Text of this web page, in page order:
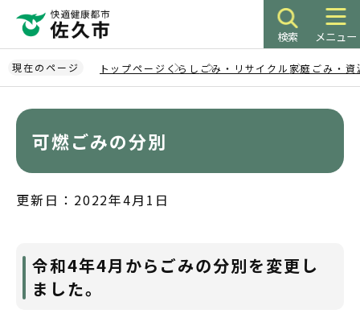
ペ
ー
ジ
検索 メニュー
現在のページ トップページ くらし ごみ・リサイクル 家庭ごみ・資
可燃ごみの分別
更新日：2022年4月1日
令和4年4月からごみの分別を変更し
ました。